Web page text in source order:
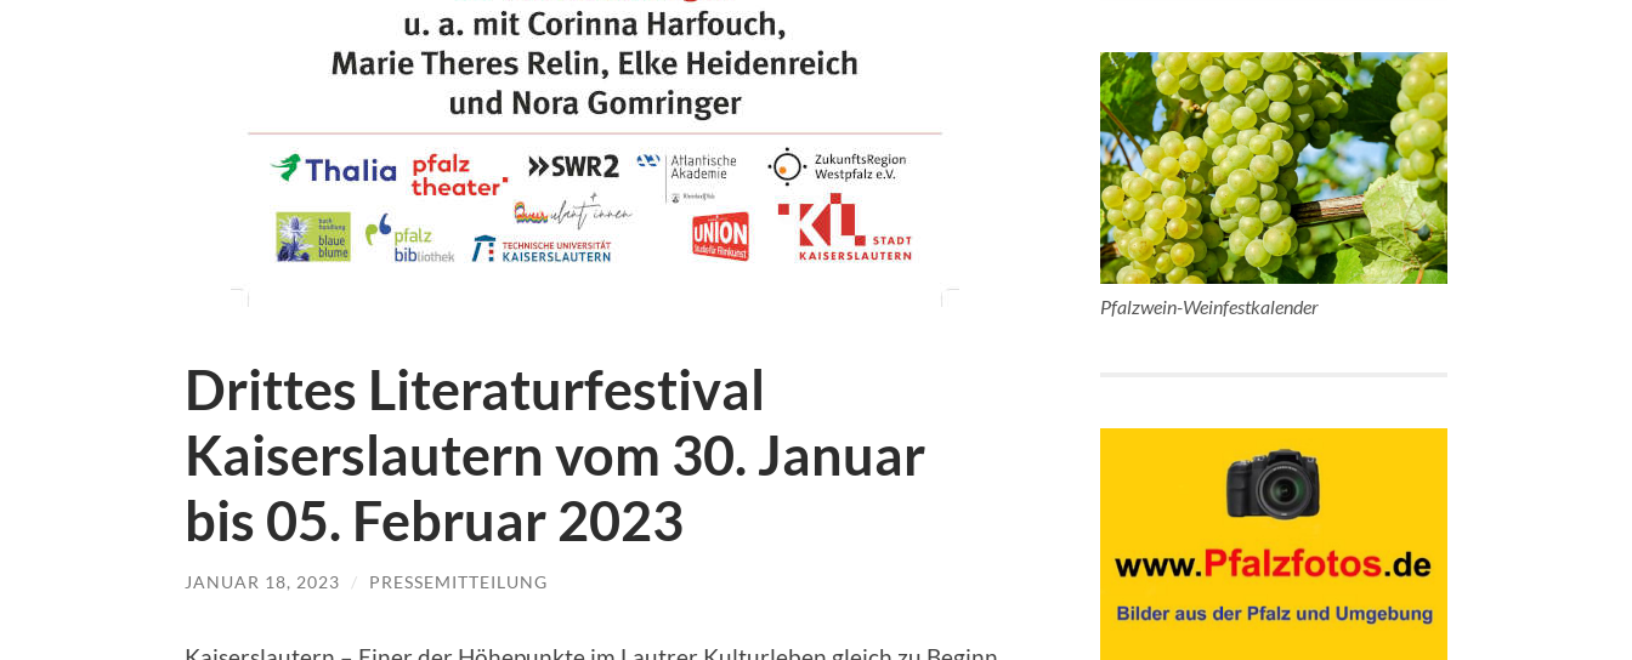
Drittes Literaturfestival
Kaiserslautern vom 30. Januar
bis 05. Februar 2023
JANUAR 18, 2023 / PRESSEMITTEILUNG
Pfalzwein-Weinfestkalender